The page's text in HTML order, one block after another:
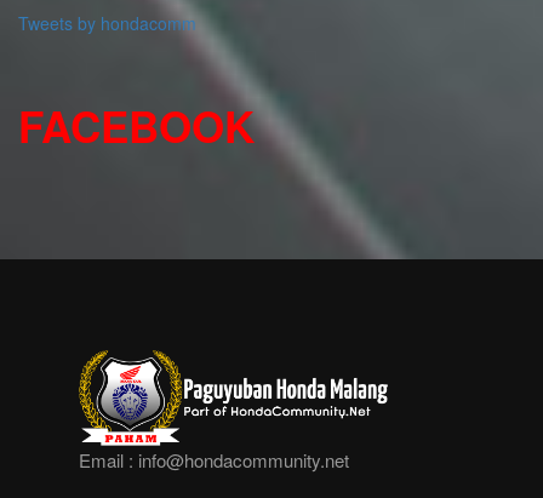
Tweets by hondacomm
FACEBOOK
Email : info@hondacommunity.net